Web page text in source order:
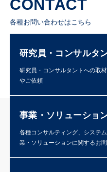
CONTACT
各種お問い合わせはこちら
研究員・コンサルタ
研究員・コンサルタントへの取
やご依頼
事業・ソリューショ
各種コンサルティング、システ
業・ソリューションに関するお